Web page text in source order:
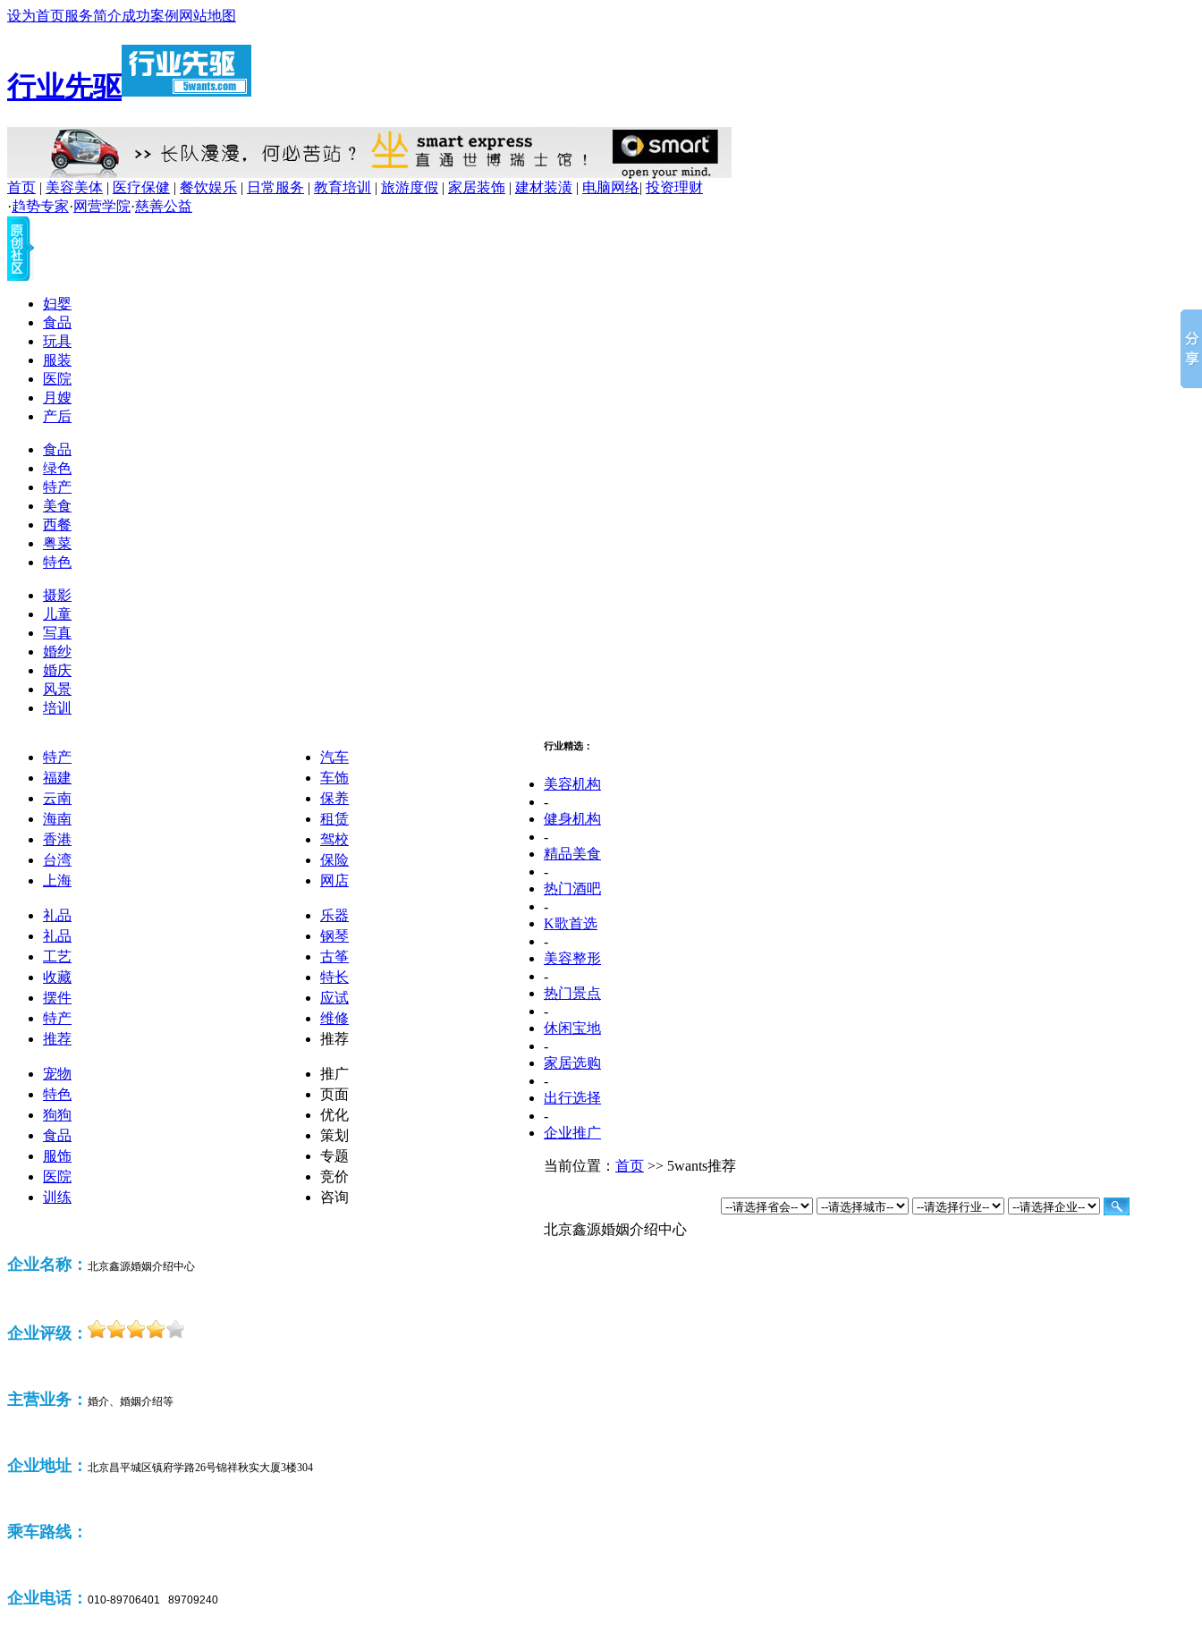
设为首页服务简介成功案例 网站地图
行业先驱
首页 | 美容美体 | 医疗保健 | 餐饮娱乐 | 日常服务 | 教育培训 | 旅游度假 | 家居装饰 | 建材装潢 | 电脑网络| 投资理财
·趋势专家·网营学院·慈善公益
妇婴
食品
玩具
服装
医院
月嫂
产后
食品
绿色
特产
美食
西餐
粤菜
特色
摄影
儿童
写真
婚纱
婚庆
风景
培训
特产
福建
云南
海南
香港
台湾
上海
礼品
礼品
工艺
收藏
摆件
特产
推荐
宠物
特色
狗狗
食品
服饰
医院
训练
汽车
车饰
保养
租赁
驾校
保险
网店
乐器
钢琴
古筝
特长
应试
维修
推荐
推广
页面
优化
策划
专题
竞价
咨询
行业精选：
美容机构
-
健身机构
-
精品美食
-
热门酒吧
-
K歌首选
-
美容整形
-
热门景点
-
休闲宝地
-
家居选购
-
出行选择
-
企业推广
当前位置： 首页 >> 5wants推荐
北京鑫源婚姻介绍中心
企业名称： 北京鑫源婚姻介绍中心
企业评级：
主营业务： 婚介、婚姻介绍等
企业地址： 北京昌平城区镇府学路26号锦祥秋实大厦3楼304
乘车路线：
企业电话： 010-89706401 89709240